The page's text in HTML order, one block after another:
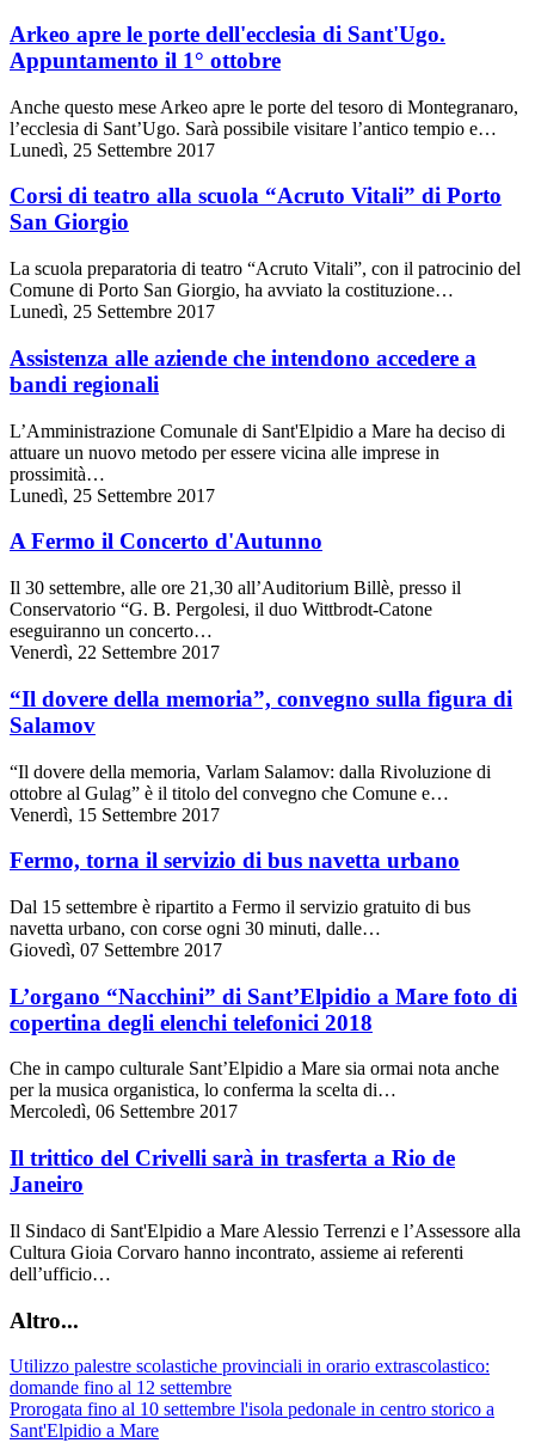
Arkeo apre le porte dell'ecclesia di Sant'Ugo.
Appuntamento il 1° ottobre
Anche questo mese Arkeo apre le porte del tesoro di Montegranaro,
l’ecclesia di Sant’Ugo. Sarà possibile visitare l’antico tempio e…
Lunedì, 25 Settembre 2017
Corsi di teatro alla scuola “Acruto Vitali” di Porto
San Giorgio
La scuola preparatoria di teatro “Acruto Vitali”, con il patrocinio del
Comune di Porto San Giorgio, ha avviato la costituzione…
Lunedì, 25 Settembre 2017
Assistenza alle aziende che intendono accedere a
bandi regionali
L’Amministrazione Comunale di Sant'Elpidio a Mare ha deciso di
attuare un nuovo metodo per essere vicina alle imprese in
prossimità…
Lunedì, 25 Settembre 2017
A Fermo il Concerto d'Autunno
Il 30 settembre, alle ore 21,30 all’Auditorium Billè, presso il
Conservatorio “G. B. Pergolesi, il duo Wittbrodt-Catone
eseguiranno un concerto…
Venerdì, 22 Settembre 2017
“Il dovere della memoria”, convegno sulla figura di
Salamov
“Il dovere della memoria, Varlam Salamov: dalla Rivoluzione di
ottobre al Gulag” è il titolo del convegno che Comune e…
Venerdì, 15 Settembre 2017
Fermo, torna il servizio di bus navetta urbano
Dal 15 settembre è ripartito a Fermo il servizio gratuito di bus
navetta urbano, con corse ogni 30 minuti, dalle…
Giovedì, 07 Settembre 2017
L’organo “Nacchini” di Sant’Elpidio a Mare foto di
copertina degli elenchi telefonici 2018
Che in campo culturale Sant’Elpidio a Mare sia ormai nota anche
per la musica organistica, lo conferma la scelta di…
Mercoledì, 06 Settembre 2017
Il trittico del Crivelli sarà in trasferta a Rio de
Janeiro
Il Sindaco di Sant'Elpidio a Mare Alessio Terrenzi e l’Assessore alla
Cultura Gioia Corvaro hanno incontrato, assieme ai referenti
dell’ufficio…
Altro...
Utilizzo palestre scolastiche provinciali in orario extrascolastico:
domande fino al 12 settembre
Prorogata fino al 10 settembre l'isola pedonale in centro storico a
Sant'Elpidio a Mare